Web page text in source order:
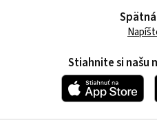
Stiahnite si našu